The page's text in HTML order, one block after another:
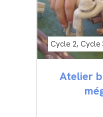
Cycle 2, Cycle
Atelier